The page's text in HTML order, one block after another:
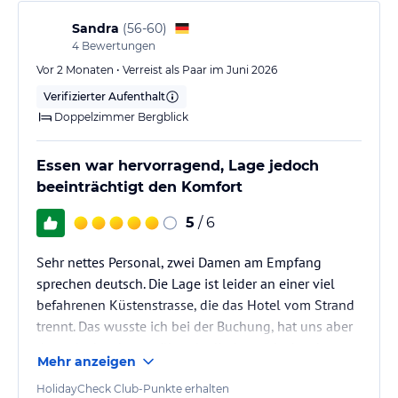
• Smart Tv Set
• Direct Dial Telephone
• Satellite TV
• Air Condition
• Safe Deposit Box With Keypad Lock
• Coffee & Tea Making Facilities
• Water Replenishment Every Day
• Free Ultrahigh-Speed Wi-Fi Connection
• Welcome Treat Upon Arrival
Sandra (56-60)
4 Bewertungen
Vor 2 Monaten • Verreist als Paar im Juni 2026
Verifizierter Aufenthalt
Doppelzimmer Bergblick
Essen war hervorragend, Lage jedoch
beeinträchtigt den Komfort
5 / 6
Sehr nettes Personal, zwei Damen am Empfang
sprechen deutsch. Die Lage ist leider an einer viel
befahrenen Küstenstrasse, die das Hotel vom Strand
trennt. Das wusste ich bei der Buchung, hat uns aber
hören sind. Die landenden Flugzeuge die am Hotel
vorbeifliegen haben uns nicht weiter gestöhrt.
Mehr anzeigen
HolidayCheck Club-Punkte erhalten